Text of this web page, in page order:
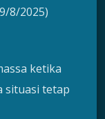
8/2025)
ketika
situasi tetap